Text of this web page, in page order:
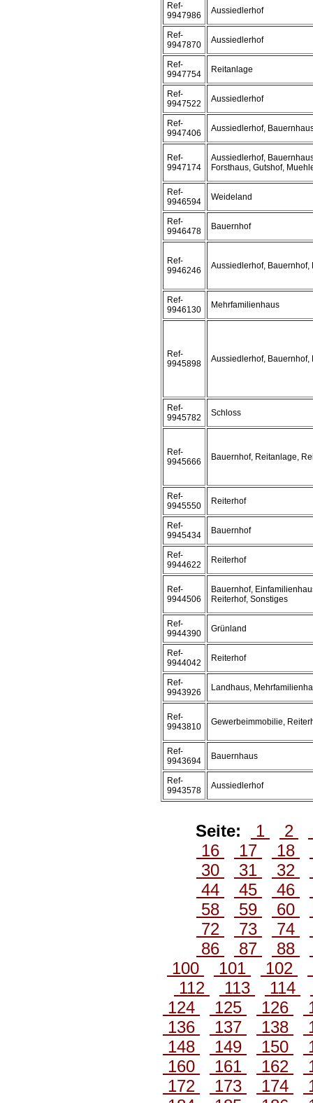
Ref-
9947986
Aussiedlerhof
Ref-
9947870
Aussiedlerhof
Ref-
9947754
Reitanlage
Ref-
9947522
Aussiedlerhof
Ref-
9947406
Aussiedlerhof,
Ref-
9947174
Aussiedlerhof,
Forsthaus, Gutshof,
Ref-
9946594
Weideland
Ref-
9946478
Bauernhof
Ref-
9946246
Aussiedlerhof,
Ref-
9946130
Mehrfamilienhaus
Ref-
9945898
Aussiedlerhof,
Ref-
9945782
Schloss
Ref-
9945666
Bauernhof, Reitanlage,
Ref-
9945550
Reiterhof
Ref-
9945434
Bauernhof
Ref-
9944622
Reiterhof
Ref-
9944506
Bauernhof,
Reiterhof, Sonstiges
Ref-
9944390
Grünland
Ref-
9944042
Reiterhof
Ref-
9943926
Landhaus,
Ref-
9943810
Gewerbeimmobilie,
Ref-
9943694
Bauernhaus
Ref-
9943578
Aussiedlerhof
Seite: 1 2
16
17 18
30
31 32
44
45 46
58
59 60
72
73 74
86
87 88
100
101 102
112
113 114
124
125 126
136
137 138
148
149 150
160
161 162
172
173 174